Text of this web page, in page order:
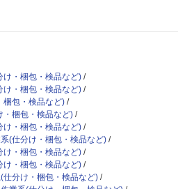
け・梱包・検品など)
け・梱包・検品など)
梱包・検品など)
・梱包・検品など)
け・梱包・検品など)
(仕分け・梱包・検品など)
け・梱包・検品など)
け・梱包・検品など)
分け・梱包・検品など)